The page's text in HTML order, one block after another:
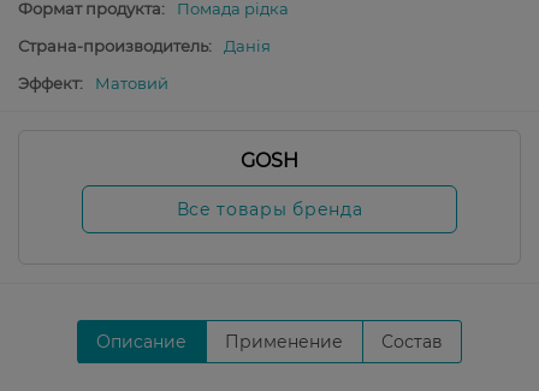
Формат продукта:
Помада рідка
Страна-производитель:
Данія
Эффект:
Матовий
GOSH
Все товары бренда
Описание Применение Состав